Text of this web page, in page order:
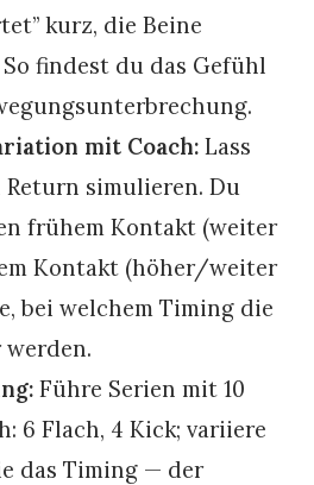
kurz, die Beine
findest du das Gefühl
mit Coach: Lass
simulieren. Du
frühem Kontakt (weiter
Kontakt (höher/weiter
bei welchem Timing die
Führe Serien mit 10
6 Flach, 4 Kick; variiere
das Timing — der